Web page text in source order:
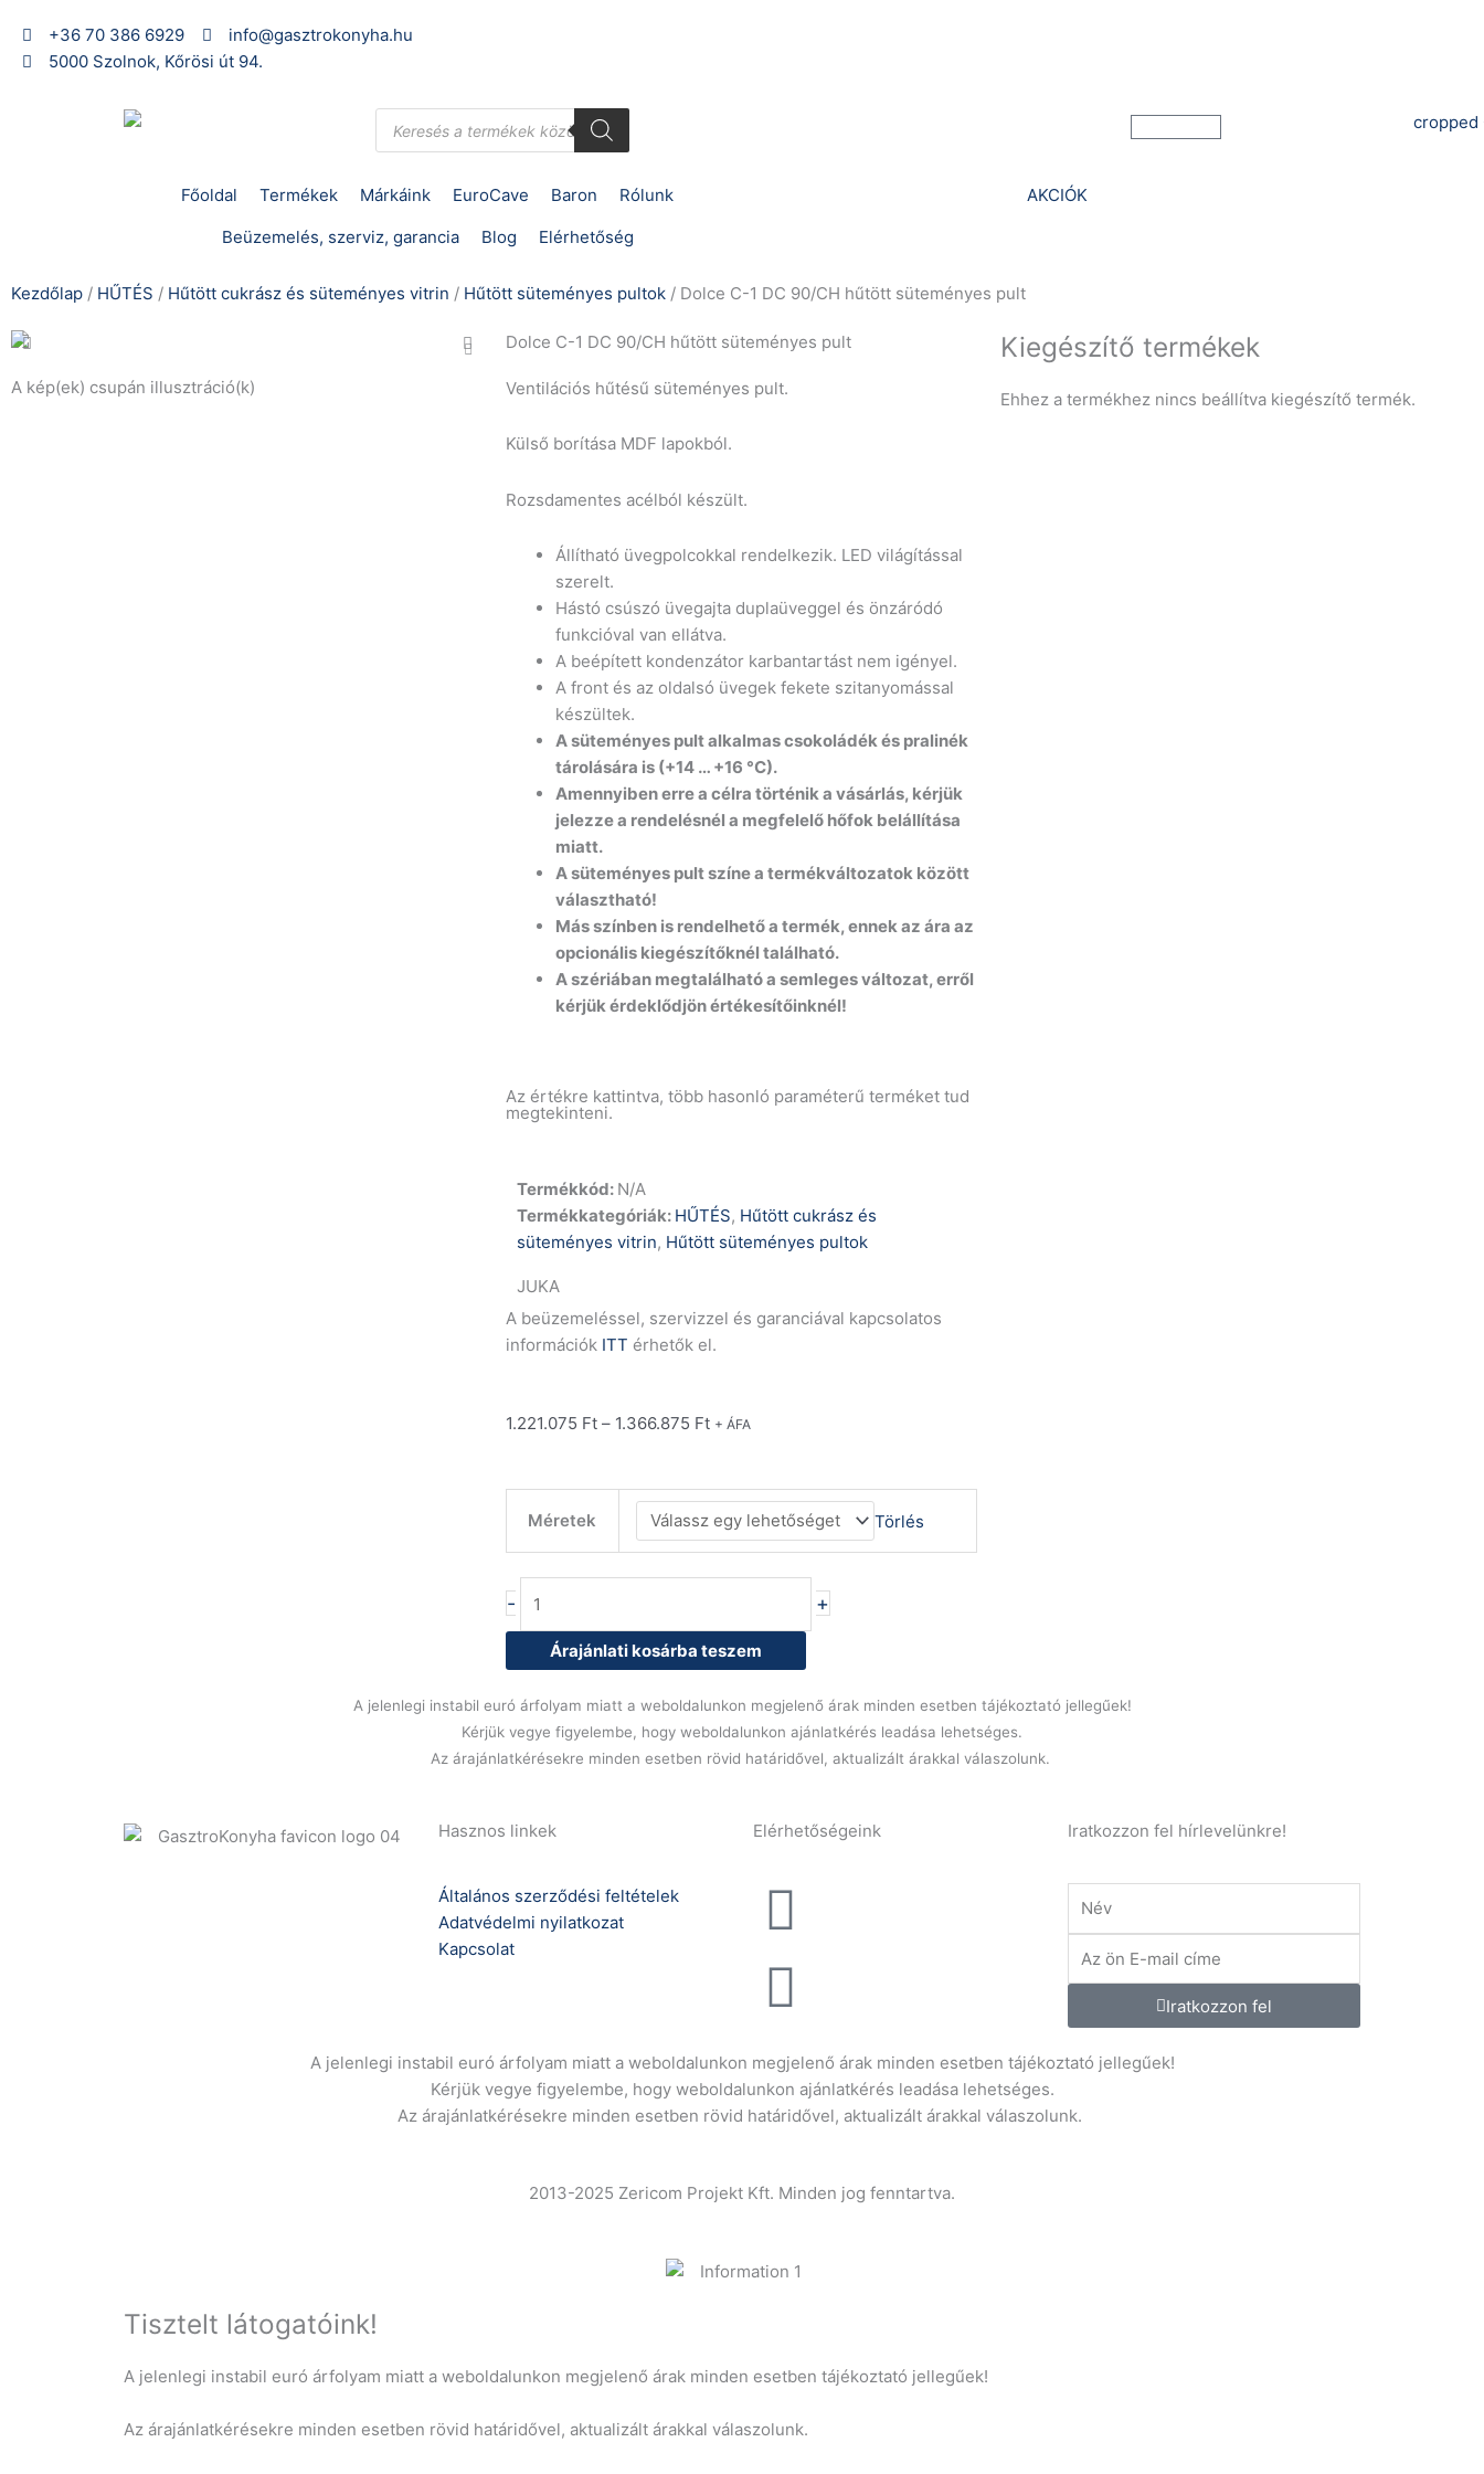
content
+36 70 386 6929
info@gasztrokonyha.hu
5000 Szolnok, Kőrösi út 94.
Products
search Kosár
Főoldal Termékek Márkáink EuroCave Baron
Rólunk
Beüzemelés, szerviz, garancia
Blog Elérhetőség
AKCIÓK
Kezdőlap / HŰTÉS / Hűtött cukrász és süteményes vitrin / Hűtött süteményes pultok / Dolce C-1 DC 90/CH hűtött süteményes pult
A kép(ek) csupán illusztráció(k)
Dolce C-1 DC 90/CH hűtött süteményes pult
Ventilációs hűtésű süteményes pult.
Külső borítása MDF lapokból.
Rozsdamentes acélból készült.
Állítható üvegpolcokkal rendelkezik. LED világítással
szerelt.
Hástó csúszó üvegajta duplaüveggel és önzáródó
funkcióval van ellátva.
A beépített kondenzátor karbantartást nem igényel.
A front és az oldalsó üvegek fekete szitanyomással
készültek.
A süteményes pult alkalmas csokoládék és pralinék
tárolására is (+14 … +16 °C).
Amennyiben erre a célra történik a vásárlás, kérjük
jelezze a rendelésnél a megfelelő hőfok belállítása
miatt.
A süteményes pult színe a termékváltozatok között
választható!
Más színben is rendelhető a termék, ennek az ára az
opcionális kiegészítőknél található.
A szériában megtalálható a semleges változat, erről
kérjük érdeklődjön értékesítőinknél!
Az értékre kattintva, több hasonló paraméterű terméket tud
megtekinteni.
Termékkód: N/A
Termékkategóriák: HŰTÉS, Hűtött cukrász és
süteményes vitrin, Hűtött süteményes pultok
JUKA
A beüzemeléssel, szervizzel és garanciával kapcsolatos
információk ITT érhetők el.
1.221.075 Ft– 1.366.875 Ft + ÁFA
Méretek Törlés
-
C-
1
DC
90/CH
hűtött
süteményes
mennyiség
+
Árajánlati kosárba teszem
Kiegészítő termékek
Ehhez a termékhez nincs beállítva kiegészítő termék.
A jelenlegi instabil euró árfolyam miatt a weboldalunkon megjelenő árak minden esetben tájékoztató jellegűek!
Kérjük vegye figyelembe, hogy weboldalunkon ajánlatkérés leadása lehetséges.
Az árajánlatkérésekre minden esetben rövid határidővel, aktualizált árakkal válaszolunk.
Hasznos linkek
Általános szerződési feltételek
Adatvédelmi nyilatkozat
Kapcsolat
Elérhetőségeink Iratkozzon fel hírlevelünkre!
mail
Iratkozzon fel
A jelenlegi instabil euró árfolyam miatt a weboldalunkon megjelenő árak minden esetben tájékoztató jellegűek!
Kérjük vegye figyelembe, hogy weboldalunkon ajánlatkérés leadása lehetséges.
Az árajánlatkérésekre minden esetben rövid határidővel, aktualizált árakkal válaszolunk.
2013-2025 Zericom Projekt Kft. Minden jog fenntartva.
Tisztelt látogatóink!
A jelenlegi instabil euró árfolyam miatt a weboldalunkon megjelenő árak minden esetben tájékoztató jellegűek!
Az árajánlatkérésekre minden esetben rövid határidővel, aktualizált árakkal válaszolunk.